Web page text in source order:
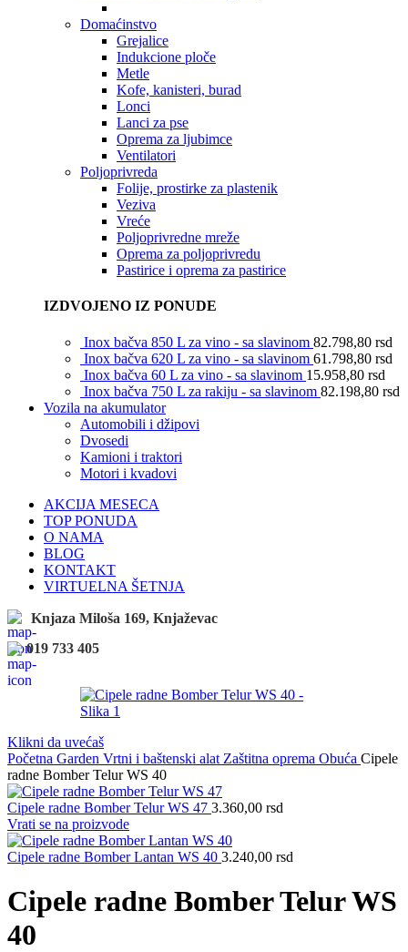
Domaćinstvo
Grejalice
Indukcione ploče
Metle
Kofe, kanisteri, burad
Lonci
Lanci za pse
Oprema za ljubimce
Ventilatori
Poljoprivreda
Folije, prostirke za plastenik
Veziva
Vreće
Poljoprivredne mreže
Oprema za poljoprivredu
Pastirice i oprema za pastirice
IZDVOJENO IZ PONUDE
Inox bačva 850 L za vino - sa slavinom 82.798,80 rsd
Inox bačva 620 L za vino - sa slavinom 61.798,80 rsd
Inox bačva 60 L za vino - sa slavinom 15.958,80 rsd
Inox bačva 750 L za rakiju - sa slavinom 82.198,80 rsd
Vozila na akumulator
Automobili i džipovi
Dvosedi
Kamioni i traktori
Motori i kvadovi
AKCIJA MESECA
TOP PONUDA
O NAMA
BLOG
KONTAKT
VIRTUELNA ŠETNJA
Knjaza Miloša 169, Knjaževac
019 733 405
Klikni da uvećaš
Početna Garden Vrtni i baštenski alat Zaštitna oprema Obuća Cipele
radne Bomber Telur WS 40
Cipele radne Bomber Telur WS 47 3.360,00 rsd
Vrati se na proizvode
Cipele radne Bomber Lantan WS 40 3.240,00 rsd
Cipele radne Bomber Telur WS
40